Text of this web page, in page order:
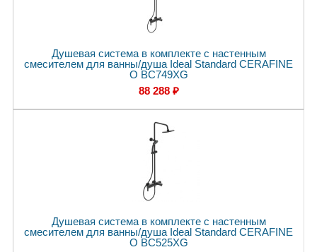
Душевая система в комплекте с настенным
смесителем для ванны/душа Ideal Standard CERAFINE
O BC749XG
88 288 ₽
Душевая система в комплекте с настенным
смесителем для ванны/душа Ideal Standard CERAFINE
O BC525XG